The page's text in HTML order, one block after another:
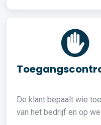
De klant bepaalt wie
van het bedrijf en op